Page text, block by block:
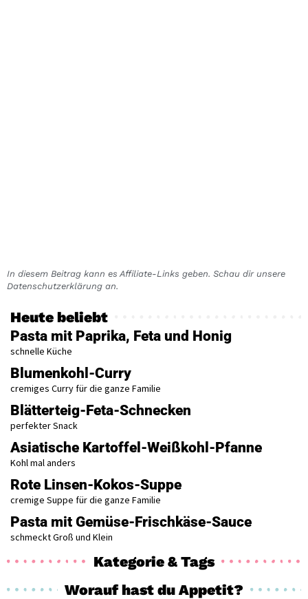
In diesem Beitrag kann es Affiliate-Links geben. Schau dir unsere
Datenschutzerklärung an.
Heute beliebt
Pasta mit Paprika, Feta und Honig
schnelle Küche
Blumenkohl-Curry
cremiges Curry für die ganze Familie
Blätterteig-Feta-Schnecken
perfekter Snack
Asiatische Kartoffel-Weißkohl-Pfanne
Kohl mal anders
Rote Linsen-Kokos-Suppe
cremige Suppe für die ganze Familie
Pasta mit Gemüse-Frischkäse-Sauce
schmeckt Groß und Klein
Kategorie & Tags
Worauf hast du Appetit?